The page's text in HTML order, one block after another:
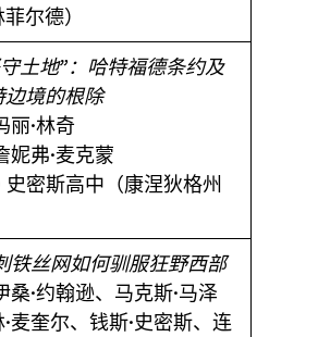
尔德）
土地”：哈特福德条约及
边境的根除
丽·林奇
妮弗·麦克蒙
史密斯高中（康涅狄格州
铁丝网如何驯服狂野西部
桑·约翰逊、马克斯·马泽
麦奎尔、钱斯·史密斯、连